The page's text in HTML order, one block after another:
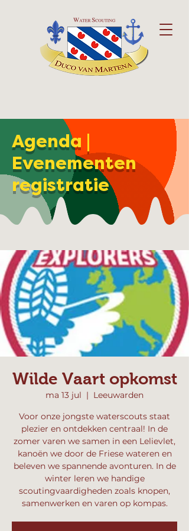
Agenda |
Evenementen
registratie
Wilde Vaart opkomst
ma 13 jul
  |
Leeuwarden
Voor onze jongste waterscouts staat
plezier en ontdekken centraal! In de
zomer varen we samen in een Lelievlet,
kanoën we door de Friese wateren en
beleven we spannende avonturen. In de
winter leren we handige
scoutingvaardigheden zoals knopen,
samenwerken en varen op kompas.